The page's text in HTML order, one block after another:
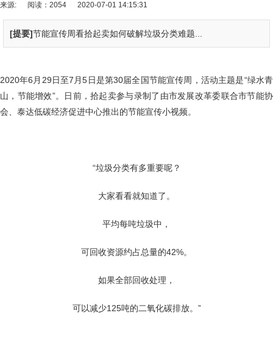
来源: 阅读：2054 2020-07-01 14:15:31
[提要]节能宣传周看拾起卖如何破解垃圾分类难题...
2020年6 月 29日至7 月5日是第30届全国节能宣传周，活动主题是“绿水青
山，节能增效”。日前，拾起卖参与录制了由市发展改革委联合市节能协
会、泰达低碳经济促进中心推出的节能宣传小视频。
“垃圾分类有多重要呢？
大家看看就知道了。
平均每吨垃圾中，
可回收资源约占总量的42%。
如果全部回收处理，
可以减少125吨的二氧化碳排放。”